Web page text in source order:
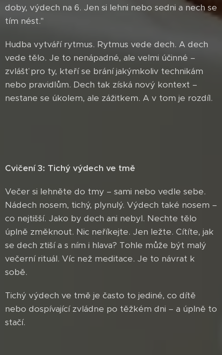
doby, výdech na 6. Jen si lehni nebo sedni a nech se
tím nést."
Hudba vytváří rytmus. Rytmus vede dech. A dech
vede tělo. Je to nenápadné, ale velmi účinné –
zvlášť pro ty, kteří se brání jakýmkoliv technikám
nebo pravidlům. Dech tak získá nový kontext –
nestane se úkolem, ale zážitkem. A v tom je rozdíl.
Cvičení 3: Tichý výdech ve tmě
Večer si lehněte do tmy – sami nebo vedle sebe.
Nádech nosem, tichý, plynulý. Výdech také nosem –
co nejtišší. Jako by dech ani nebyl. Nechte tělo
úplně změknout. Nic neříkejte. Jen ležte. Cítíte, jak
se dech ztiší a s ním i hlava? Tohle může být malý
večerní rituál. Víc než meditace. Je to návrat k
sobě.
Tichý výdech ve tmě je často to jediné, co dítě
nebo dospívající zvládne po těžkém dni – a úplně to
stačí.